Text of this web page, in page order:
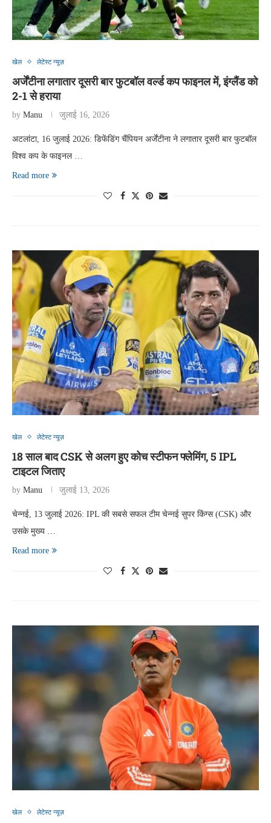
खेल लेटेस्ट न्यूज़
अर्जेंटीना लगातार दूसरी बार फुटबॉल वर्ल्ड कप फाइनल में, इंग्लैंड को
2-1 से हराया
by Manu जुलाई 16, 2026
अटलांटा, 16 जुलाई 2026: डिफेंडिंग चैंपियन अर्जेंटीना ने लगातार दूसरी बार फुटबॉल
विश्व कप के फाइनल …
Read more
खेल लेटेस्ट न्यूज़
18 साल बाद CSK से अलग हुए कोच स्टीफन फ्लेमिंग, 5 IPL
टाइटल जिताए
by Manu जुलाई 13, 2026
चेन्नई, 13 जुलाई 2026: IPL की सबसे सफल टीम चेन्नई सुपर किंग्स (CSK) और
उसके मुख्य …
Read more
खेल लेटेस्ट न्यूज़